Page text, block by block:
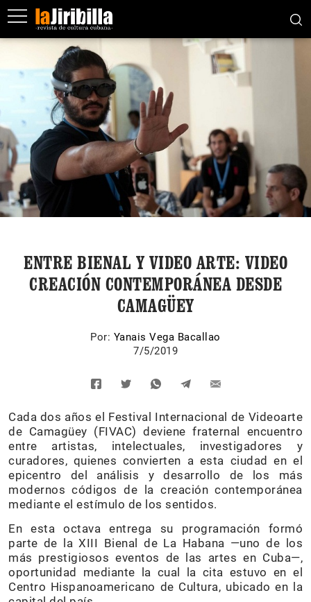
ENTRE BIENAL Y VIDEO ARTE: VIDEO
CREACIÓN CONTEMPORÁNEA DESDE
CAMAGÜEY
Por: Yanais Vega Bacallao
7/5/2019
Cada dos años el Festival Internacional de Videoarte
de Camagüey (FIVAC) deviene fraternal encuentro
entre artistas, intelectuales, investigadores y
curadores, quienes convierten a esta ciudad en el
epicentro del análisis y desarrollo de los más
modernos códigos de la creación contemporánea
mediante el estímulo de los sentidos.
En esta octava entrega su programación formó
parte de la XIII Bienal de La Habana —uno de los
más prestigiosos eventos de las artes en Cuba—,
oportunidad mediante la cual la cita estuvo en el
Centro Hispanoamericano de Cultura, ubicado en la